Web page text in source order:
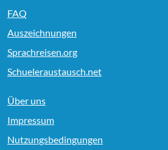
FAQ
Auszeichnungen
Sprachreisen.org
Schueleraustausch.net
Über uns
Impressum
Nutzungsbedingungen